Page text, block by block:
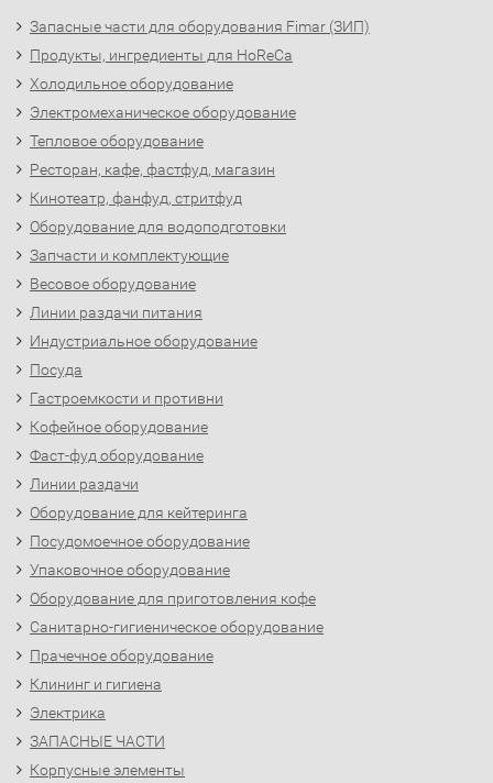
Запасные части для оборудования Fimar (ЗИП)
Продукты, ингредиенты для HoReCa
Холодильное оборудование
Электромеханическое оборудование
Тепловое оборудование
Ресторан, кафе, фастфуд, магазин
Кинотеатр, фанфуд, стритфуд
Оборудование для водоподготовки
Запчасти и комплектующие
Весовое оборудование
Линии раздачи питания
Индустриальное оборудование
Посуда
Гастроемкости и противни
Кофейное оборудование
Фаст-фуд оборудование
Линии раздачи
Оборудование для кейтеринга
Посудомоечное оборудование
Упаковочное оборудование
Оборудование для приготовления кофе
Санитарно-гигиеническое оборудование
Прачечное оборудование
Клининг и гигиена
Электрика
ЗАПАСНЫЕ ЧАСТИ
Корпусные элементы